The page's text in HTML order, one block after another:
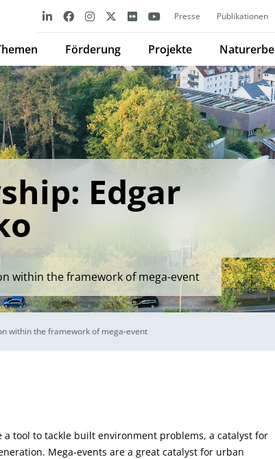
Presse Publikationen
Förderung Projekte Naturerbe
Edgar
within the framework of mega-event
within the framework of mega-event
tool to tackle built environment problems, a catalyst for
Mega-events are a great catalyst for urban